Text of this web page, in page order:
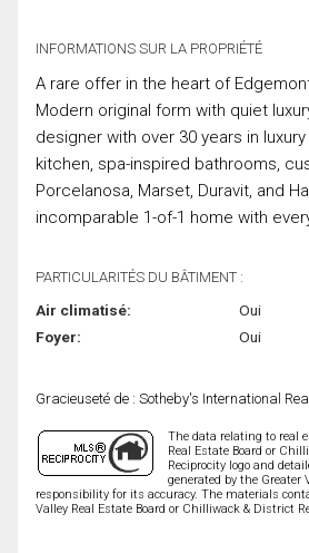
INFORMATIONS SUR LA PROPRIÉTÉ
A rare offer in the heart of
Modern original form with quiet
designer with over 30 years in
kitchen, spa-inspired bathrooms,
Porcelanosa, Marset, Duravit, and
incomparable 1-of-1 home with
PARTICULARITÉS DU BÂTIMENT :
Air climatisé:
Oui
Foyer:
Oui
Gracieuseté de : Sotheby's International
The data relating to real
Real Estate Board or
Reciprocity logo and
generated by the Greater
responsibility for its accuracy. The materials
Valley Real Estate Board or Chilliwack & District